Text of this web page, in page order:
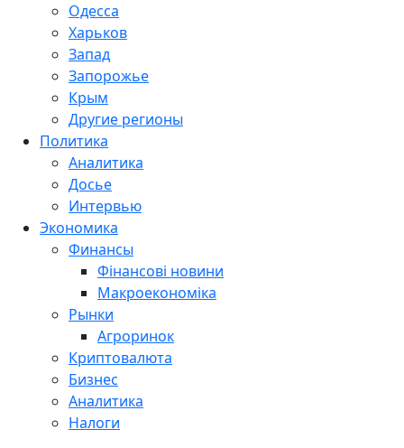
Одесса
Харьков
Запад
Запорожье
Крым
Другие регионы
Политика
Аналитика
Досье
Интервью
Экономика
Финансы
Фінансові новини
Макроекономіка
Рынки
Агроринок
Криптовалюта
Бизнес
Аналитика
Налоги